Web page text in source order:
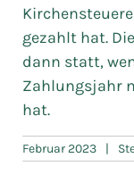
gezahlt hat.
dann statt,
Zahlungsjahr
hat.
Februar 2023 |